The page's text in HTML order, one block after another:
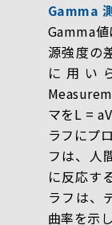
Gamma
Gamma
源強度の
に用い
マをL =
ラフにプ
フは、人
に反応す
ラフは、
曲率を示